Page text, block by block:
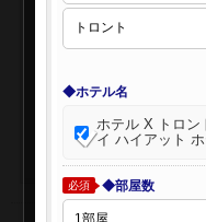
◆ホテル名
ホテル X トロン
イ ハイアット
必須 ◆部屋数